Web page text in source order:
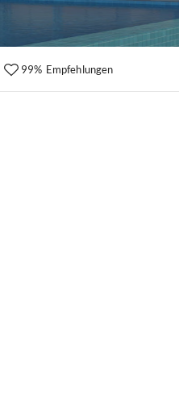
99% Empfehlungen